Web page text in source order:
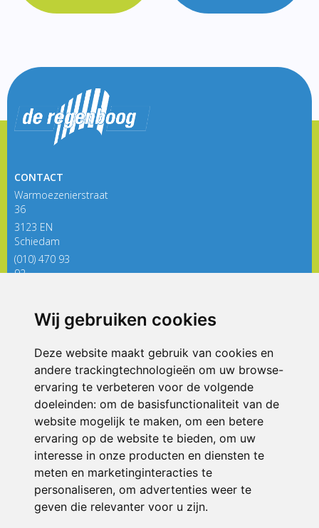
Wij gebruiken cookies
Deze website maakt gebruik van cookies en
andere trackingtechnologieën om uw browse-
ervaring te verbeteren voor de volgende
doeleinden: om de basisfunctionaliteit van de
website mogelijk te maken, om een betere
ervaring op de website te bieden, om uw
interesse in onze producten en diensten te
meten en marketinginteracties te
personaliseren, om advertenties weer te
geven die relevanter voor u zijn.
CONTACT
Warmoezenierstraat
36
3123 EN
Schiedam
(010) 470 93
92
ONDERDEEL VAN
© 2026 De Regenboog | Alle rechten voorbehouden
Privacy policy|Disclaimer| Klachtenregeling|RSIN en Anbi
voorkeuren